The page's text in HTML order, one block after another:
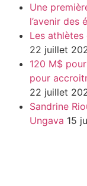
Une
l’avenir des
Les
22 juillet
120 M$
pour
22 juillet
Sandrine
Ungava 15